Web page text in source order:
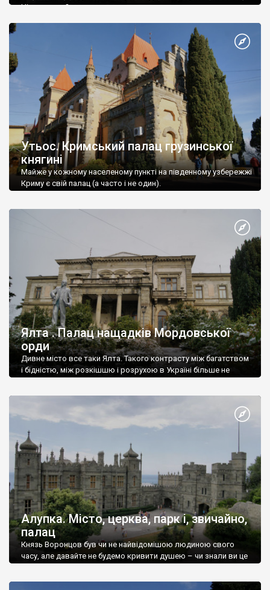
Ніжин греки?
Утьос. Кримський палац грузинської
княгині
Майже у кожному населеному пункті на південному узбережжі
Криму є свій палац (а часто і не один).
Ялта . Палац нащадків Мордовської
орди
Дивне місто все таки Ялта. Такого контрасту між багатством
і бідністю, між розкішшю і розрухою в Україні більше не
Алупка. Місто, церква, парк і, звичайно,
палац
Князь Воронцов був чи не найвідомішою людиною свого
часу, але давайте не будемо кривити душею – чи знали ви це